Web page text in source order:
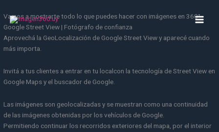
al
contenido
Vamos a mostrarte todo lo que puedes hacer con imágenes en 360°
Google Street View | Fotógrafo de confianza
Aprovechá la GeoLocalización de Google Street View y aparecé cuando
más importa.
Invitá a tus clientes a entrar en tu localcon la tecnología de Street View en
Google Maps y el buscador de Google.
Las imágenes son geolocalizadas y se muestran como una continuidad
de las imágenes obtenidas por los vehículos de Google.
Permitiendo continuar los recorridos exteriores del mapa, por el interior